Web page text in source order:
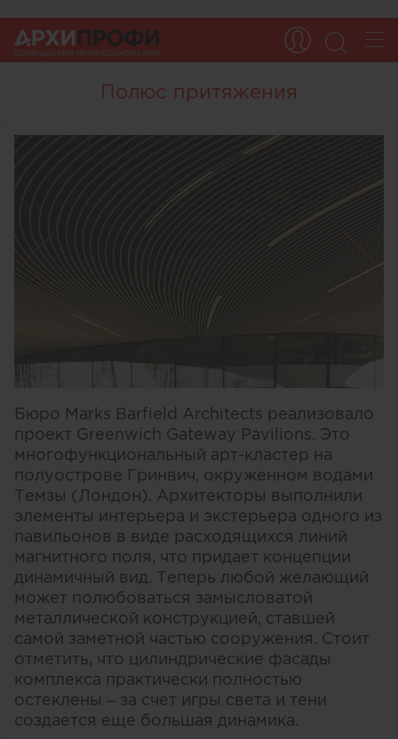
Полюс притяжения
Бюро Marks Barfield Architects реализовало
проект Greenwich Gateway Pavilions. Это
многофункциональный арт-кластер на
полуострове Гринвич, окруженном водами
Темзы (Лондон). Архитекторы выполнили
элементы интерьера и экстерьера одного из
павильонов в виде расходящихся линий
магнитного поля, что придает концепции
динамичный вид. Теперь любой желающий
может полюбоваться замысловатой
металлической конструкцией, ставшей
самой заметной частью сооружения. Стоит
отметить, что цилиндрические фасады
комплекса практически полностью
остеклены – за счет игры света и тени
создается еще большая динамика.